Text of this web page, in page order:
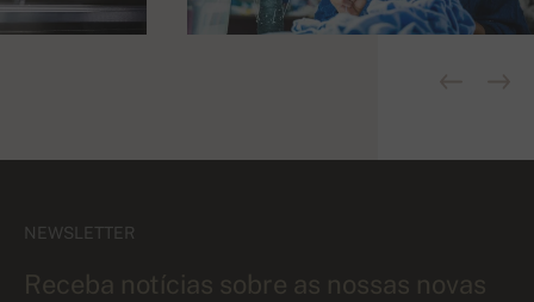
NEWSLETTER
Receba notícias sobre as nossas novas